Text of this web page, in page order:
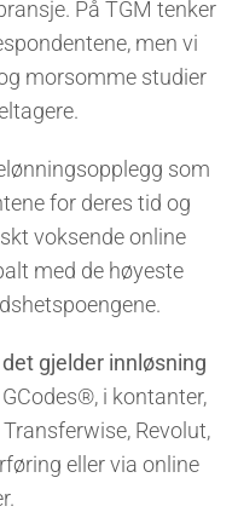
På TGM tenker
men vi
morsomme studier
som
for deres tid og
voksende online
med de høyeste
gjelder innløsning
i kontanter,
Revolut,
eller via online